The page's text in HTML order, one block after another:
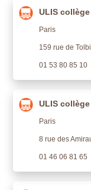
ULIS
Paris
159 rue de
01 53 80 85 10
ULIS
Paris
8 rue des
01 46 06 81 65